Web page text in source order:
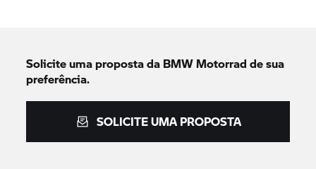
Solicite uma proposta da BMW Motorrad de sua
preferência.
SOLICITE UMA PROPOSTA